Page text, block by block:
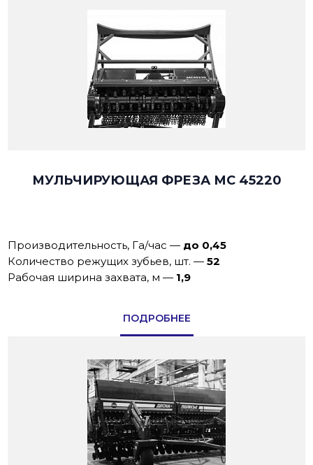
МУЛЬЧИРУЮЩАЯ ФРЕЗА МС 45220
Производительность, Га/час — до 0,45
Количество режущих зубьев, шт. —52
Рабочая ширина захвата, м — 1,9
ПОДРОБНЕЕ